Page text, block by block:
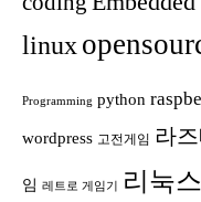
linux
Programming python
wordpress 고전게임 라
임 레트로 게임기 리눅스